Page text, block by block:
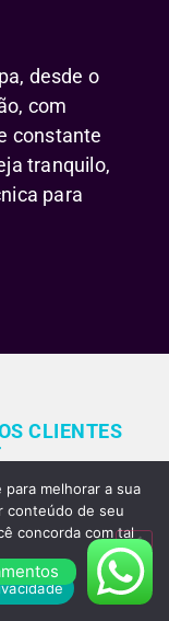
desde o
com
constante
tranquilo,
para
CLIENTES
dos
de
melhorar a sua
conteúdo de seu
concorda com tal